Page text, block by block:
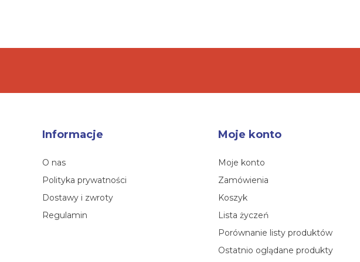
Informacje
O nas
Polityka prywatności
Dostawy i zwroty
Regulamin
Moje konto
Moje konto
Zamówienia
Koszyk
Lista życzeń
Porównanie listy produktów
Ostatnio oglądane produkty